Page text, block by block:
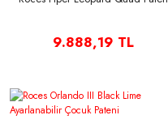
9.888,19 TL